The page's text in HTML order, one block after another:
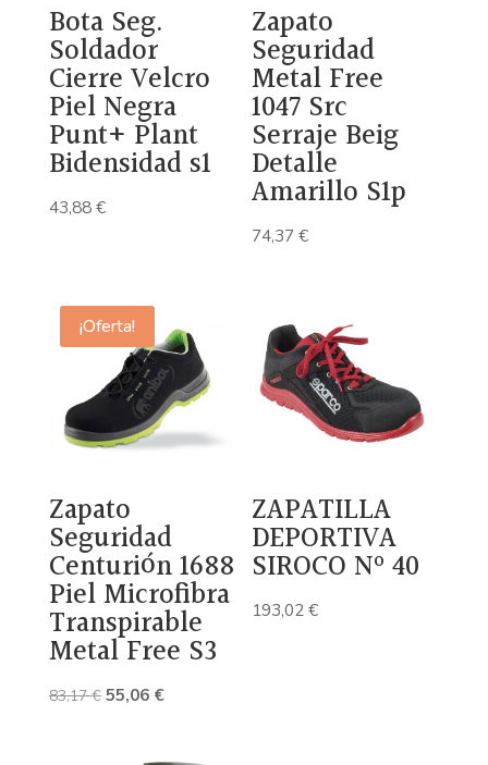
Bota Seg.
Soldador
Cierre Velcro
Piel Negra
Punt+ Plant
Bidensidad s1
43,88€
Zapato
Seguridad
Metal Free
1047 Src
Serraje Beig
Detalle
Amarillo S1p
74,37€
¡Oferta!
Zapato
Seguridad
Centurión 1688
Piel Microfibra
Transpirable
Metal Free S3
83,17€ El
55,06 €El
ZAPATILLA
DEPORTIVA
SIROCO Nº 40
193,02€